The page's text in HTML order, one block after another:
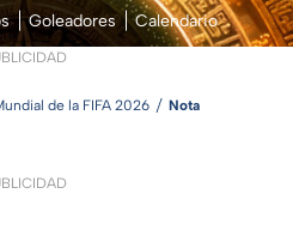
Goleadores Calendario
de la FIFA 2026 Nota